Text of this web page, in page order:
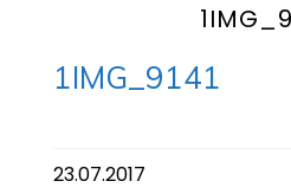
1IMG_9141
23.07.2017